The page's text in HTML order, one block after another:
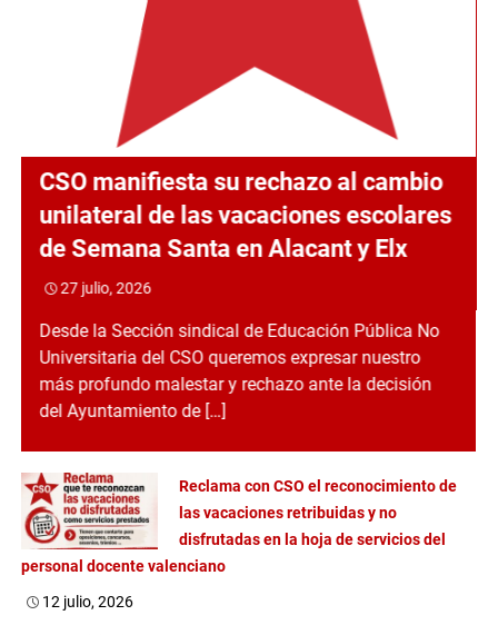
CSO manifiesta su rechazo al cambio
unilateral de las vacaciones escolares
de Semana Santa en Alacant y Elx
27 julio, 2026
Desde la Sección sindical de Educación Pública No
Universitaria del CSO queremos expresar nuestro
más profundo malestar y rechazo ante la decisión
del Ayuntamiento de […]
Reclama con CSO el reconocimiento de
las vacaciones retribuidas y no
disfrutadas en la hoja de servicios del
personal docente valenciano
12 julio, 2026